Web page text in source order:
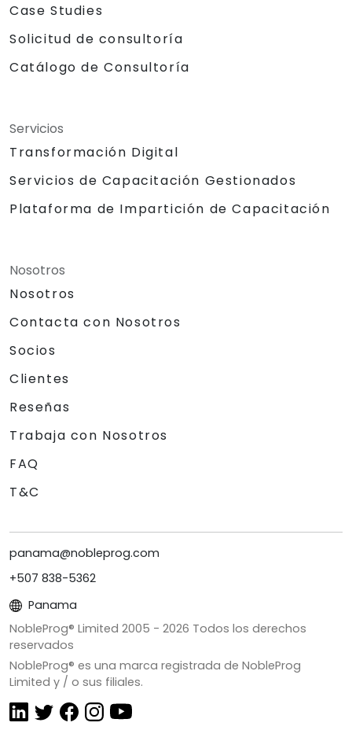
Case Studies
Solicitud de consultoría
Catálogo de Consultoría
Servicios
Transformación Digital
Servicios de Capacitación Gestionados
Plataforma de Impartición de Capacitación
Nosotros
Nosotros
Contacta con Nosotros
Socios
Clientes
Reseñas
Trabaja con Nosotros
FAQ
T&C
panama@nobleprog.com
+507 838-5362
Panama
NobleProg® Limited 2005 - 2026 Todos los derechos
reservados
NobleProg® es una marca registrada de NobleProg
Limited y / o sus filiales.